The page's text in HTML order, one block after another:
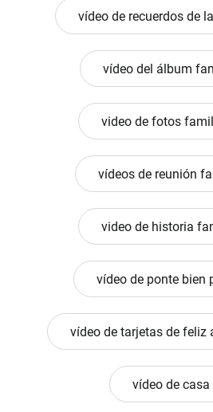
vídeo de recuerdos de
vídeo del álbum
video de fotos
vídeos de reunión
video de historia
vídeo de ponte bien
vídeo de tarjetas de feliz
vídeo de casa